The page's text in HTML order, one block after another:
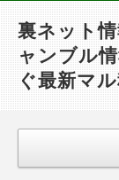
裏ネット
ャンブル
ぐ最新マ